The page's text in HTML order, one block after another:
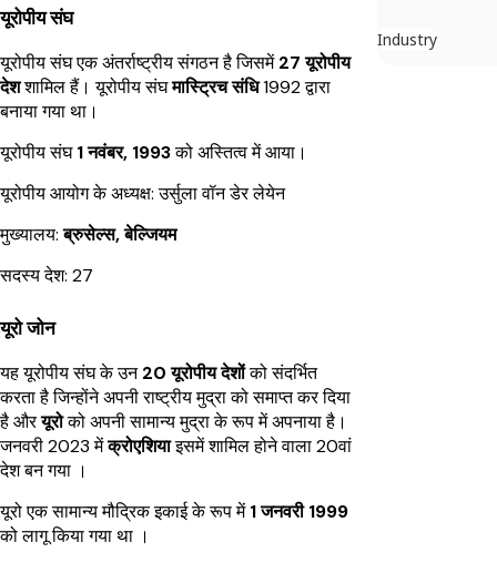
यूरोपीय संघ
यूरोपीय संघ एक अंतर्राष्ट्रीय संगठन है जिसमें27 यूरोपीय
देशशामिल हैं। यूरोपीय संघमास्ट्रिच संधि1992 द्वारा
बनाया गया था।
यूरोपीय संघ1 नवंबर, 1993को अस्तित्व में आया।
यूरोपीय आयोग के अध्यक्ष: उर्सुला वॉन डेर लेयेन
मुख्यालय:ब्रुसेल्स, बेल्जियम
सदस्य देश: 27
यूरो जोन
यह यूरोपीय संघ के उन20 यूरोपीय देशोंको संदर्भित
करता है जिन्होंने अपनी राष्ट्रीय मुद्रा को समाप्त कर दिया
है औरयूरोको अपनी सामान्य मुद्रा के रूप में अपनाया है।
जनवरी 2023 मेंक्रोएशियाइसमें शामिल होने वाला 20वां
देश बन गया ।
यूरो एक सामान्य मौद्रिक इकाई के रूप में1 जनवरी 1999
को लागू किया गया था ।
Industry